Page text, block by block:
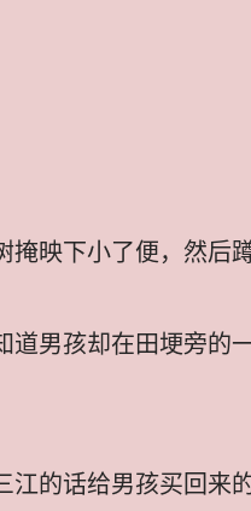
映下小了便，然后
男孩却在田埂旁的
的话给男孩买回来的